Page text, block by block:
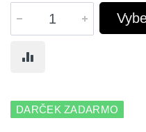
DARČEK ZADARMO